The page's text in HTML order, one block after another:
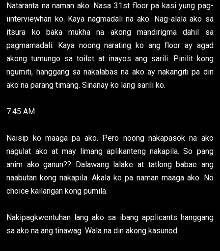
Nataranta na naman ako. Nasa 31st floor pa kasi yung pag-
iinterviewhan ko. Kaya nagmadali na ako. Nag-alala ako sa
itsura ko baka mukha na akong mandirigma dahil sa
pagmamadali. Kaya noong narating ko ang floor ay agad
akong tumungo sa toilet at inayos ang sarili. Pinilit kong
ngumiti, hanggang sa nakalabas na ako ay nakangiti pa din
ako na parang timang. Sinanay ko lang sarili ko.
7:45 AM
Naisip ko maaga pa ako. Pero noong nakapasok na ako
nagulat ako at may limang aplikanteng nakapila. So pang
anim ako ganun?? Dalawang lalake at tatlong babae ang
naabutan kong nakapila. Akala ko pa naman maaga ako. No
choice kailangan kong pumila.
Nakipagkwentuhan lang ako sa ibang applicants hanggang
sa ako na ang tinawag. Wala na din akong kasunod.